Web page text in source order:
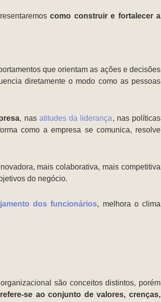
como construir e fortalecer a
que orientam as ações e decisões
diretamente o modo como as pessoas
, nas atitudes da liderança, nas políticas
como a empresa se comunica, resolve
mais colaborativa, mais competitiva
do negócio.
dos funcionários, melhora o clima
são conceitos distintos, porém
se ao conjunto de valores, crenças,